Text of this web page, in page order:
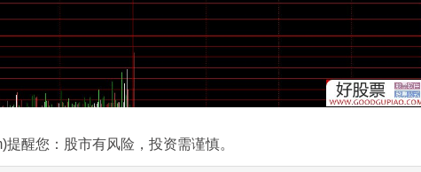
醒您：股市有风险，投资需谨慎。